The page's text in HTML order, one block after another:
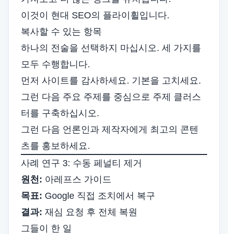
이것이 현대 SEO의 플라이휠입니다.
복사할 수 있는 항목
하나의 전술을 선택하지 마십시오. 세 가지를
모두 수행합니다.
먼저 사이트를 감사하세요. 기본을 고치세요.
그런 다음 주요 주제를 중심으로 주제 클러스
터를 구축하십시오.
그런 다음 언론인과 제작자에게 최고의 콘텐
츠를 홍보하세요.
사례 연구 3: 수동 페널티 제거
원천: 아레프스 가이드
목표: Google 직접 조치에서 복구
결과: 재심 요청 후 전체 복원
그들이 한 일